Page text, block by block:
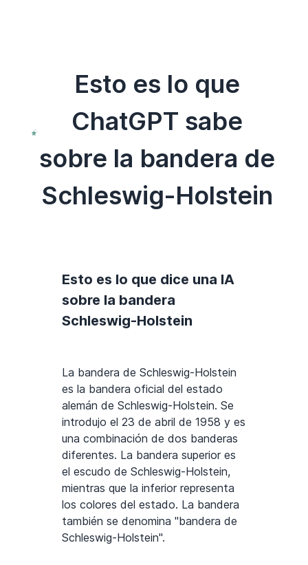
Esto es lo que
ChatGPT sabe
sobre la bandera de
Schleswig-Holstein
Esto es lo que dice una IA
sobre la bandera
Schleswig-Holstein
La bandera de Schleswig-Holstein
es la bandera oficial del estado
alemán de Schleswig-Holstein. Se
introdujo el 23 de abril de 1958 y es
una combinación de dos banderas
diferentes. La bandera superior es
el escudo de Schleswig-Holstein,
mientras que la inferior representa
los colores del estado. La bandera
también se denomina "bandera de
Schleswig-Holstein".